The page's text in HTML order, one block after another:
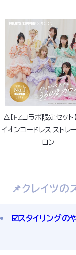
△【FZコラボ限定セット
イオンコードレス ストレ
ロン
📌クレイツの
☑️スタイリングの